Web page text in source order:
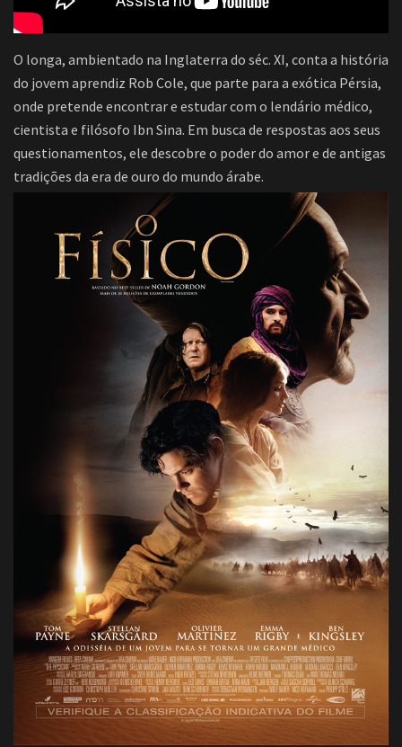
O longa, ambientado na Inglaterra do séc. XI, conta a história
do jovem aprendiz Rob Cole, que parte para a exótica Pérsia,
onde pretende encontrar e estudar com o lendário médico,
cientista e filósofo Ibn Sina. Em busca de respostas aos seus
questionamentos, ele descobre o poder do amor e de antigas
tradições da era de ouro do mundo árabe.